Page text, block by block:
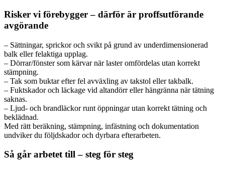
Risker vi förebygger – därför är proffsutförande
avgörande
– Sättningar, sprickor och svikt på grund av underdimensionerad
balk eller felaktiga upplag.
– Dörrar/fönster som kärvar när laster omfördelas utan korrekt
stämpning.
– Tak som buktar efter fel avväxling av takstol eller takbalk.
– Fuktskador och läckage vid altandörr eller hängränna när tätning
saknas.
– Ljud- och brandläckor runt öppningar utan korrekt tätning och
beklädnad.
Med rätt beräkning, stämpning, infästning och dokumentation
undviker du följdskador och dyrbara efterarbeten.
Så går arbetet till – steg för steg